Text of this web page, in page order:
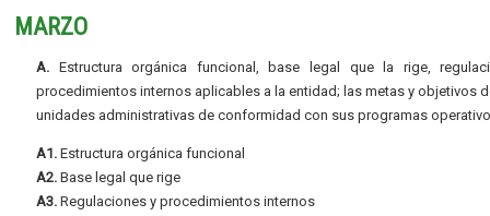
MARZO
A. Estructura orgánica funcional, base legal que la rige,
procedimientos internos aplicables a la entidad; las metas y objetivos
unidades administrativas de conformidad con sus programas
A1. Estructura orgánica funcional
A2. Base legal que rige
A3. Regulaciones y procedimientos internos